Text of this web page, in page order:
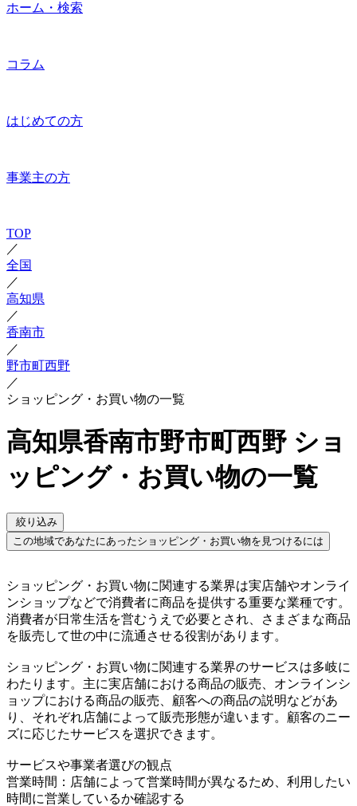
ホーム・検索
コラム
はじめての方
事業主の方
TOP
／
全国
／
高知県
／
香南市
／
野市町西野
／
ショッピング・お買い物の一覧
高知県香南市野市町西野 ショ
ッピング・お買い物の一覧
絞り込み
この地域であなたにあったショッピング・お買い物を見つけるには
ショッピング・お買い物に関連する業界は実店舗やオンライ
ンショップなどで消費者に商品を提供する重要な業種です。
消費者が日常生活を営むうえで必要とされ、さまざまな商品
を販売して世の中に流通させる役割があります。
ショッピング・お買い物に関連する業界のサービスは多岐に
わたります。主に実店舗における商品の販売、オンラインシ
ョップにおける商品の販売、顧客への商品の説明などがあ
り、それぞれ店舗によって販売形態が違います。顧客のニー
ズに応じたサービスを選択できます。
サービスや事業者選びの観点
営業時間：店舗によって営業時間が異なるため、利用したい
時間に営業しているか確認する